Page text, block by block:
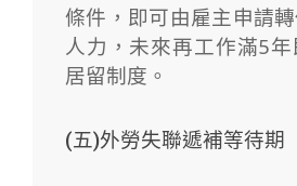
條件，即可由雇主申請
人力，未來再工作滿5
居留制度。
(五)外勞失聯遞補等待期